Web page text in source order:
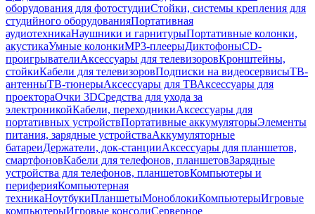
оборудования для фотостудииСтойки, системы крепления для
студийного оборудованияПортативная
аудиотехникаНаушники и гарнитурыПортативные колонки,
акустикаУмные колонкиMP3-плеерыДиктофоныCD-
проигрывателиАксессуары для телевизоровКронштейны,
стойкиКабели для телевизоровПодписки на видеосервисыТВ-
антенныТВ-тюнерыАксессуары для ТВАксессуары для
проектораОчки 3DСредства для ухода за
электроникойКабели, переходникиАксессуары для
портативных устройствПортативные аккумуляторыЭлементы
питания, зарядные устройстваАккумуляторные
батареиДержатели, док-станцииАксессуары для планшетов,
смартфоновКабели для телефонов, планшетовЗарядные
устройства для телефонов, планшетовКомпьютеры и
периферияКомпьютерная
техникаНоутбукиПланшетыМоноблокиКомпьютерыИгровые
компьютерыИгровые консолиСерверное